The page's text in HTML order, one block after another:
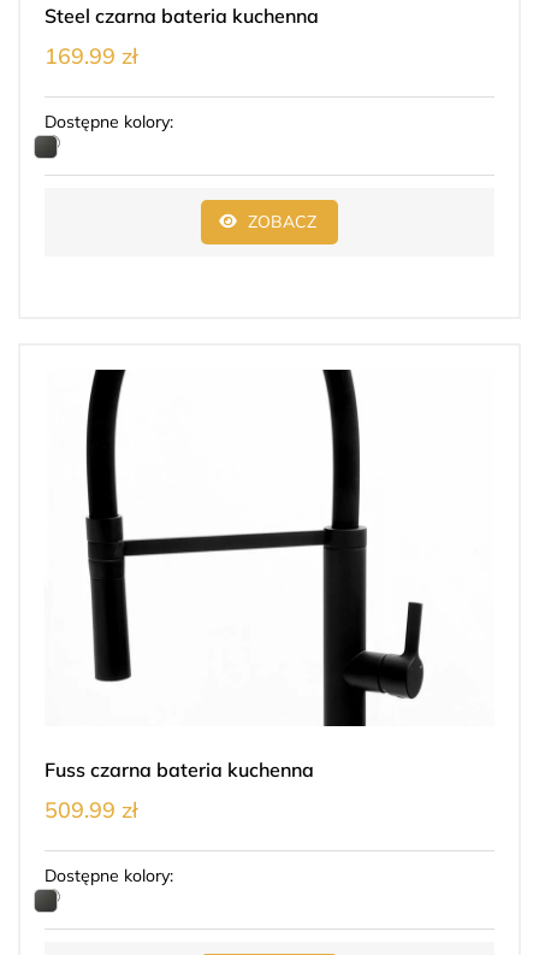
Steel czarna bateria kuchenna
169.99 zł
Dostępne kolory:
ZOBACZ
Fuss czarna bateria kuchenna
509.99 zł
Dostępne kolory: